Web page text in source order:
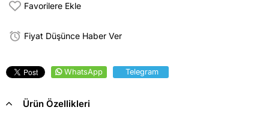
Favorilere Ekle
Fiyat Düşünce Haber Ver
WhatsApp Telegram
Ürün Özellikleri